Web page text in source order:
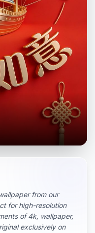
from our
for high-resolution
of 4k, wallpaper,
exclusively on